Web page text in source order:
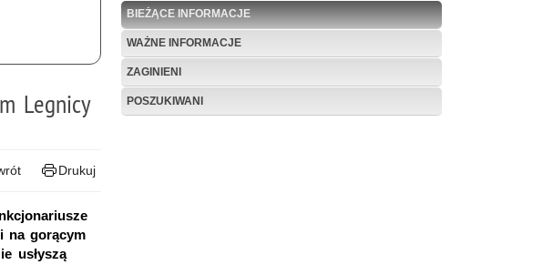
Legnicy
Drukuj
na gorącym
usłyszą
BIEŻĄCE INFORMACJE
WAŻNE INFORMACJE
ZAGINIENI
POSZUKIWANI